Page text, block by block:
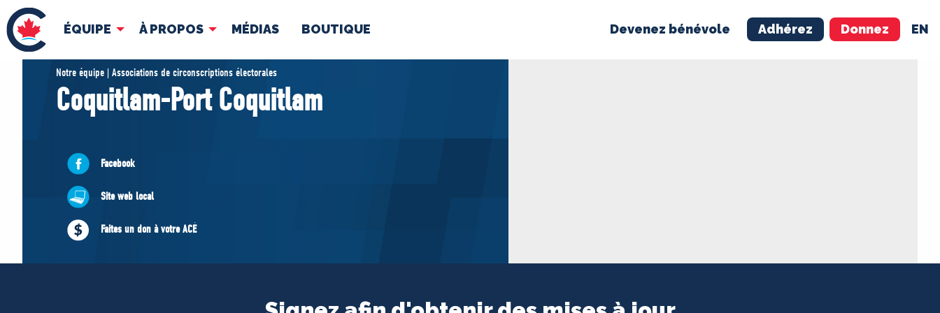
ÉQUIPE À PROPOS MÉDIAS BOUTIQUE Devenez bénévole Adhérez Donnez EN
ÉQUIPE
Pierre Poilievre
Cabinet fantôme
Exécutif national
ACÉ
À PROPOS
Documents constitutifs
MÉDIAS
Notre équipe | Associations de circonscriptions électorales
Coquitlam-Port Coquitlam
Facebook
Site web local
Faites un don à votre ACÉ